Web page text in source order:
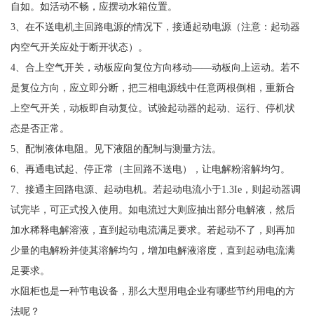
自如。如活动不畅，应摆动水箱位置。
3、在不送电机主回路电源的情况下，接通起动电源（注意：起动器
内空气开关应处于断开状态）。
4、合上空气开关，动板应向复位方向移动——动板向上运动。若不
是复位方向，应立即分断，把三相电源线中任意两根倒相，重新合
上空气开关，动板即自动复位。试验起动器的起动、运行、停机状
态是否正常。
5、配制液体电阻。见下液阻的配制与测量方法。
6、再通电试起、停正常（主回路不送电），让电解粉溶解均匀。
7、接通主回路电源、起动电机。若起动电流小于1.3Ie，则起动器调
试完毕，可正式投入使用。如电流过大则应抽出部分电解液，然后
加水稀释电解溶液，直到起动电流满足要求。若起动不了，则再加
少量的电解粉并使其溶解均匀，增加电解液溶度，直到起动电流满
足要求。
水阻柜也是一种节电设备，那么大型用电企业有哪些节约用电的方
法呢？